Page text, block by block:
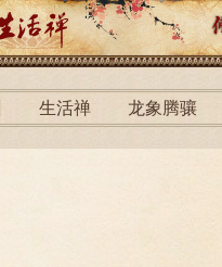
生活禅 龙象腾骧